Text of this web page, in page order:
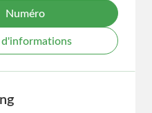
Numéro
d'informations